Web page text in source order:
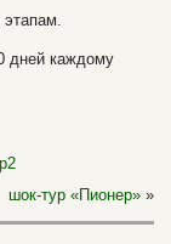
этапам.
дней каждому
шок-тур «Пионер» »